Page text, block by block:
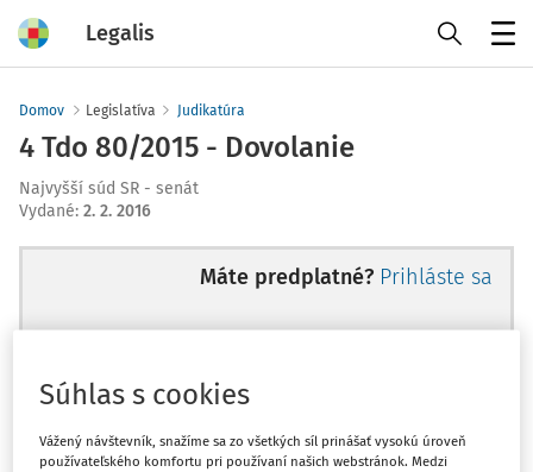
Legalis
Domov Legislatíva Judikatúra
4 Tdo 80/2015 - Dovolanie
Najvyšší súd SR - senát
Vydané: 2. 2. 2016
Máte predplatné? Prihláste sa
Ups, zatiaľ ste si prečítali len
začiatok...
Súhlas s cookies
Vážený návštevník, snažíme sa zo všetkých síl prinášať vysokú úroveň
používateľského komfortu pri používaní našich webstránok. Medzi